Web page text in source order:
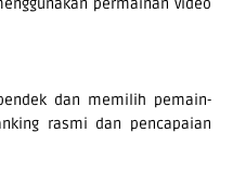
dan memilih pemain-
rasmi dan pencapaian